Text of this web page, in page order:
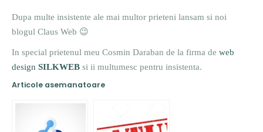
Dupa multe insistente ale mai multor prieteni lansam si noi
blogul Claus Web 😉
In special prietenul meu Cosmin Daraban de la firma de web
design SILKWEB si ii multumesc pentru insistenta.
Articole asemanatoare